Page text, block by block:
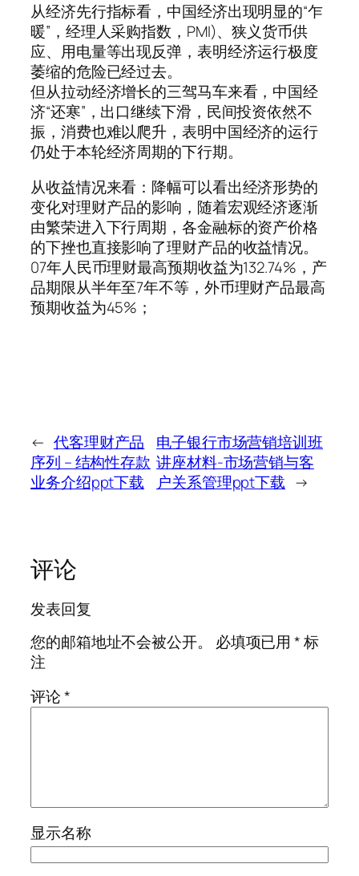
从经济先行指标看，中国经济出现明显的“乍
暖”，经理人采购指数，PMI)、狭义货币供
应、用电量等出现反弹，表明经济运行极度
萎缩的危险已经过去。
但从拉动经济增长的三驾马车来看，中国经
济“还寒”，出口继续下滑，民间投资依然不
振，消费也难以爬升，表明中国经济的运行
仍处于本轮经济周期的下行期。
从收益情况来看：降幅可以看出经济形势的
变化对理财产品的影响，随着宏观经济逐渐
由繁荣进入下行周期，各金融标的资产价格
的下挫也直接影响了理财产品的收益情况。
07年人民币理财最高预期收益为132.74%，产
品期限从半年至7年不等，外币理财产品最高
预期收益为45%；
← 代客理财产品
序列 – 结构性存款
业务介绍ppt下载
电子银行市场营销培训班
讲座材料-市场营销与客
户关系管理ppt下载 →
评论
发表回复
您的邮箱地址不会被公开。
必填项已用*标
注
评论*
显示名称